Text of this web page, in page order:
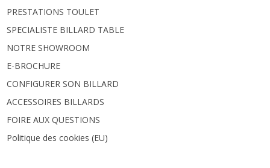
PRESTATIONS TOULET
SPECIALISTE BILLARD TABLE
NOTRE SHOWROOM
E-BROCHURE
CONFIGURER SON BILLARD
ACCESSOIRES BILLARDS
FOIRE AUX QUESTIONS
Politique des cookies (EU)